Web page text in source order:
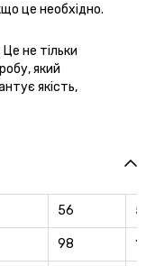
це необхідно.
не тільки
який
якість,
56
98